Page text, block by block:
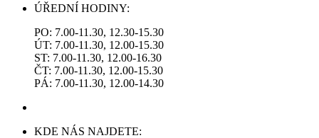
ÚŘEDNÍ HODINY:
PO: 7.00-11.30, 12.30-15.30
ÚT: 7.00-11.30, 12.00-15.30
ST: 7.00-11.30, 12.00-16.30
ČT: 7.00-11.30, 12.00-15.30
PÁ: 7.00-11.30, 12.00-14.30
KDE NÁS NAJDETE: